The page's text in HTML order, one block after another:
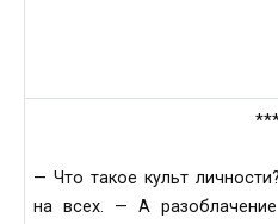
— Что такое культ
на всех. — А